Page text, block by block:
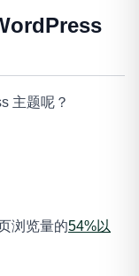
主题呢？
浏览量的54%以